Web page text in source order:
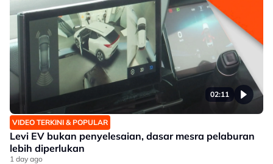
02:11
VIDEO TERKINI & POPULAR
Levi EV bukan penyelesaian, dasar mesra pelaburan
lebih diperlukan
1 day ago